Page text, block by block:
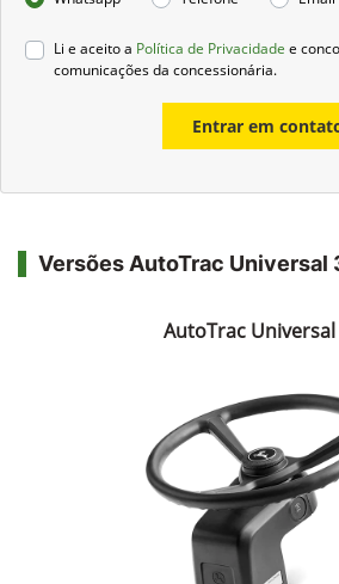
Li e aceito a Política de Privacidade e
comunicações da concessionária.
Entrar em
Versões AutoTrac Universal
AutoTrac Universal